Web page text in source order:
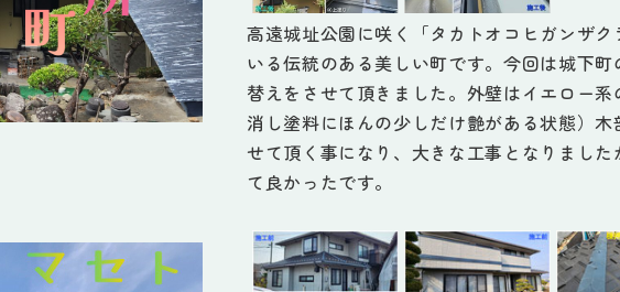
高遠城址公園に咲く「タカトオコヒガンザク
いる伝統のある美しい町です。今回は城下
替えをさせて頂きました。外壁はイエロー
消し塗料にほんの少しだけ艶がある状態）
せて頂く事になり、大きな工事となりまし
て良かったです。